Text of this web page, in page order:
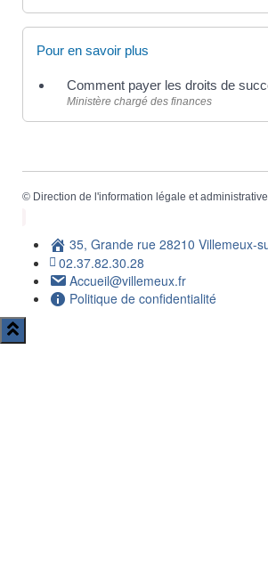
Pour en savoir plus
Comment payer les droits de
Ministère chargé des finances
© Direction de l'information légale et administrative
35, Grande rue 28210 Villemeux-
02.37.82.30.28
Accueil@villemeux.fr
Politique de confidentialité